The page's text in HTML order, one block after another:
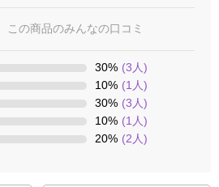
この商品のみんなの口コミ
30% (3人)
10% (1人)
30% (3人)
10% (1人)
20% (2人)